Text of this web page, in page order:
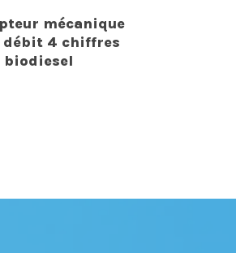
mécanique
débit 4 chiffres
biodiesel